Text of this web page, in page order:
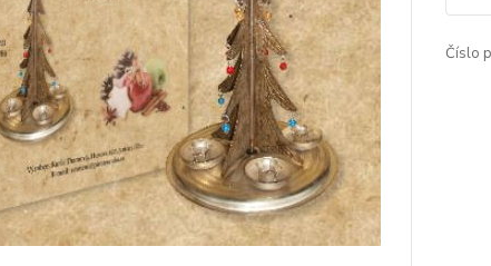
Číslo